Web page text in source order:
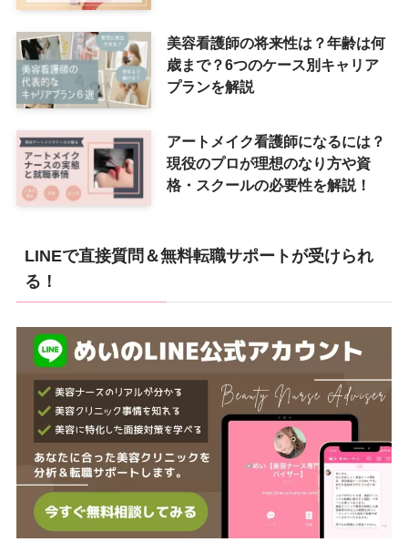
美容看護師の将来性は？年齢は何
歳まで？6つのケース別キャリア
プランを解説
アートメイク看護師になるには？
現役のプロが理想のなり方や資
格・スクールの必要性を解説！
LINEで直接質問＆無料転職サポートが受けられ
る！